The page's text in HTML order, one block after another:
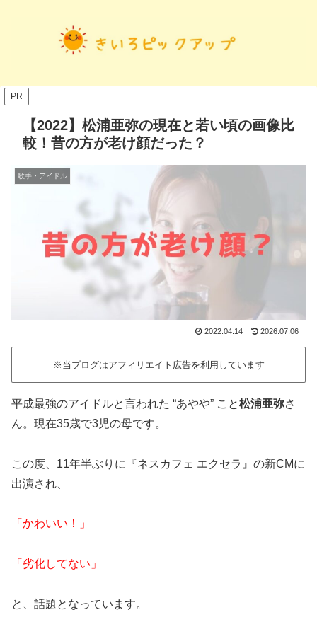
PR
【2022】松浦亜弥の現在と若い頃の画像比
較！昔の方が老け顔だった？
歌手・アイドル
2022.04.14 2026.07.06
※当ブログはアフィリエイト広告を利用しています
平成最強のアイドルと言われた “あやや” こと松浦亜弥さ
ん。現在35歳で3児の母です。
この度、11年半ぶりに『ネスカフェ エクセラ』の新CMに
出演され、
「かわいい！」
「劣化してない」
と、話題となっています。